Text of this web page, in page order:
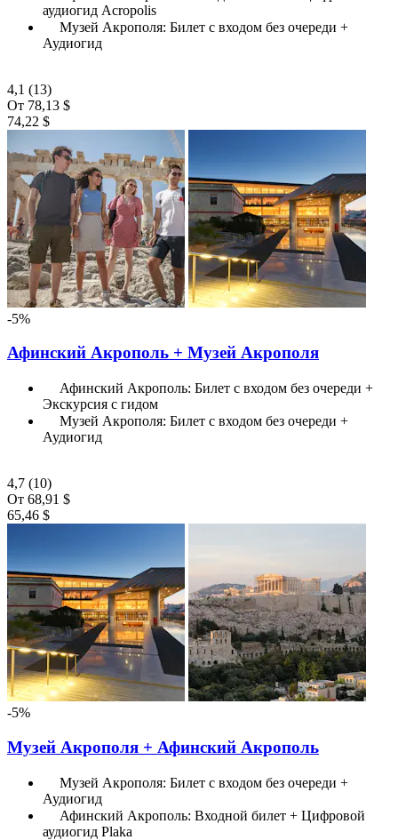
аудиогид Acropolis
Музей Акрополя: Билет с входом без очереди +
Аудиогид
4,1 (13)
От 78,13 $
74,22 $
-5%
Афинский Акрополь + Музей Акрополя
Афинский Акрополь: Билет с входом без очереди +
Экскурсия с гидом
Музей Акрополя: Билет с входом без очереди +
Аудиогид
4,7 (10)
От 68,91 $
65,46 $
-5%
Музей Акрополя + Афинский Акрополь
Музей Акрополя: Билет с входом без очереди +
Аудиогид
Афинский Акрополь: Входной билет + Цифровой
аудиогид Plaka